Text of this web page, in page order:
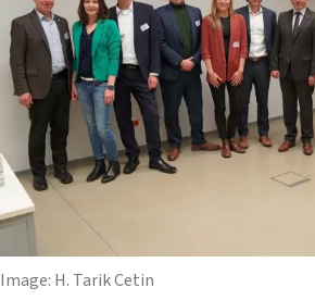
Image: H. Tarik Cetin